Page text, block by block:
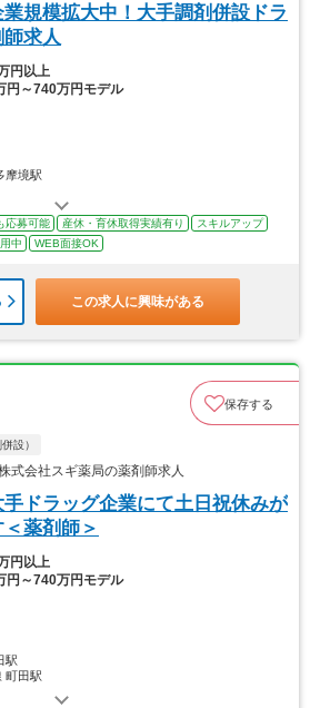
業規模拡大中！大手調剤併設ドラ
求人
円以上
円～740万円モデル
摩境駅
応募可能 産休・育休取得実績有り
スキルアップ
中 WEB面接OK
この求人に興味がある
保存する
設）
会社スギ薬局の薬剤師求人
手ドラッグ企業にて土日祝休みが
薬剤師＞
円以上
円～740万円モデル
駅
町田駅